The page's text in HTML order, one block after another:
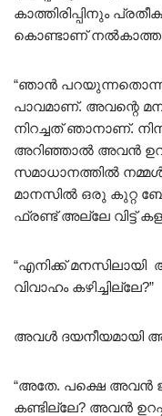
കാത്തിരിപ്പിനും
കൊണ്ടാണ്
“ഞാൻ പറയുന്നതൊന്ന്
പാവമാണ്. അവന്റെ
നിറച്ചത് ഞാനാണ്.
അറിഞ്ഞാൽ അവൻ
സമാധാനത്തിൽ നമ്മൾ
മാനസിൽ ഒരു കുറ്റ
ഫ്രണ്ട് അല്ലേ വിട്ട്
“എനിക്ക്
വിവാഹം കഴിച്ചില്ലേ?”
അവൾ ദയനീയമായി
“അതേ. പക്ഷെ അവൻ
കണ്ടില്ലേ? അവൻ